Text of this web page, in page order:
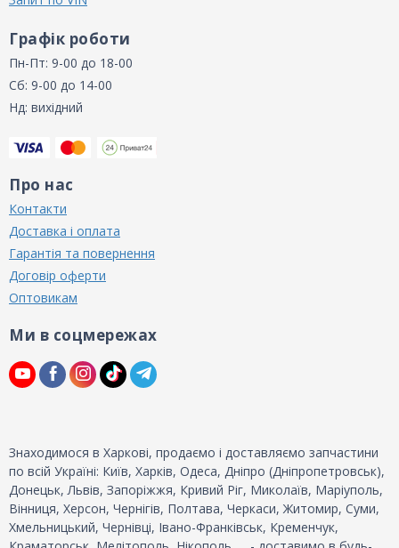
Графік роботи
Пн-Пт: 9-00 до 18-00
Сб: 9-00 до 14-00
Нд: вихідний
Про нас
Контакти
Доставка і оплата
Гарантія та повернення
Договір оферти
Оптовикам
Ми в соцмережах
Знаходимося в Харкові, продаємо і доставляємо запчастини
по всій Україні: Київ, Харків, Одеса, Дніпро (Дніпропетровськ),
Донецьк, Львів, Запоріжжя, Кривий Ріг, Миколаїв, Маріуполь,
Вінниця, Херсон, Чернігів, Полтава, Черкаси, Житомир, Суми,
Хмельницький, Чернівці, Івано-Франківськ, Кременчук,